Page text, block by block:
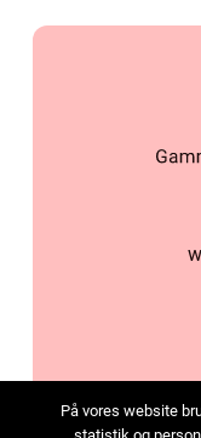
På vores website